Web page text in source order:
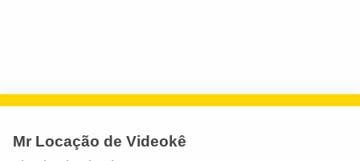
Mr Locação de Videokê